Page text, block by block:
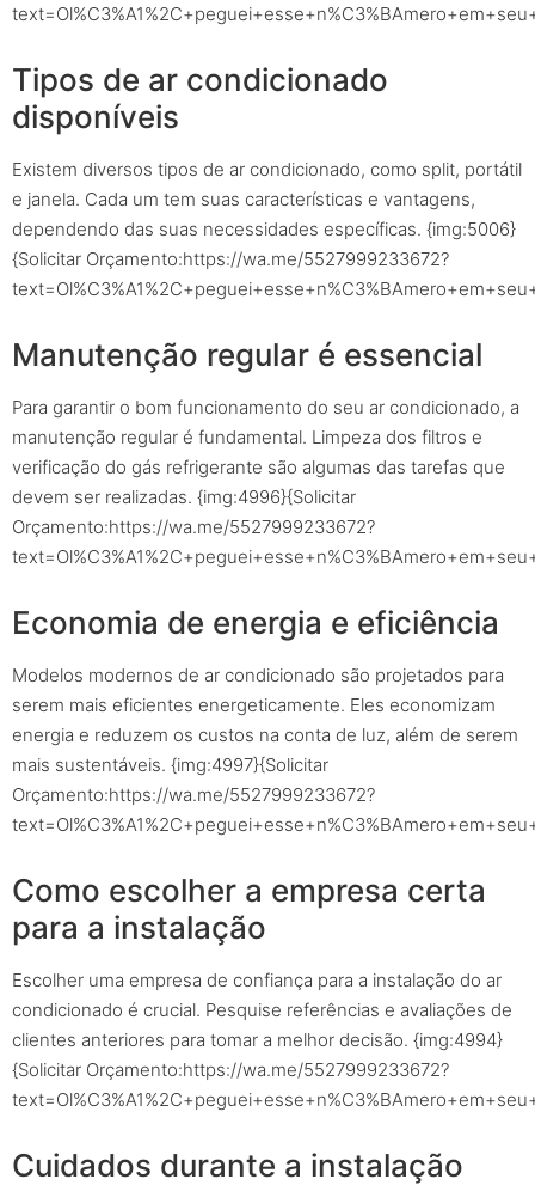
Tipos de ar condicionado
disponíveis
Existem diversos tipos de ar condicionado, como split, portátil
e janela. Cada um tem suas características e vantagens,
dependendo das suas necessidades específicas. {img:5006}
{Solicitar Orçamento:https://wa.me/5527999233672?
Manutenção regular é essencial
Para garantir o bom funcionamento do seu ar condicionado, a
manutenção regular é fundamental. Limpeza dos filtros e
verificação do gás refrigerante são algumas das tarefas que
devem ser realizadas. {img:4996}{Solicitar
Orçamento:https://wa.me/5527999233672?
Economia de energia e eficiência
Modelos modernos de ar condicionado são projetados para
serem mais eficientes energeticamente. Eles economizam
energia e reduzem os custos na conta de luz, além de serem
mais sustentáveis. {img:4997}{Solicitar
Orçamento:https://wa.me/5527999233672?
Como escolher a empresa certa
para a instalação
Escolher uma empresa de confiança para a instalação do ar
condicionado é crucial. Pesquise referências e avaliações de
clientes anteriores para tomar a melhor decisão. {img:4994}
{Solicitar Orçamento:https://wa.me/5527999233672?
Cuidados durante a instalação